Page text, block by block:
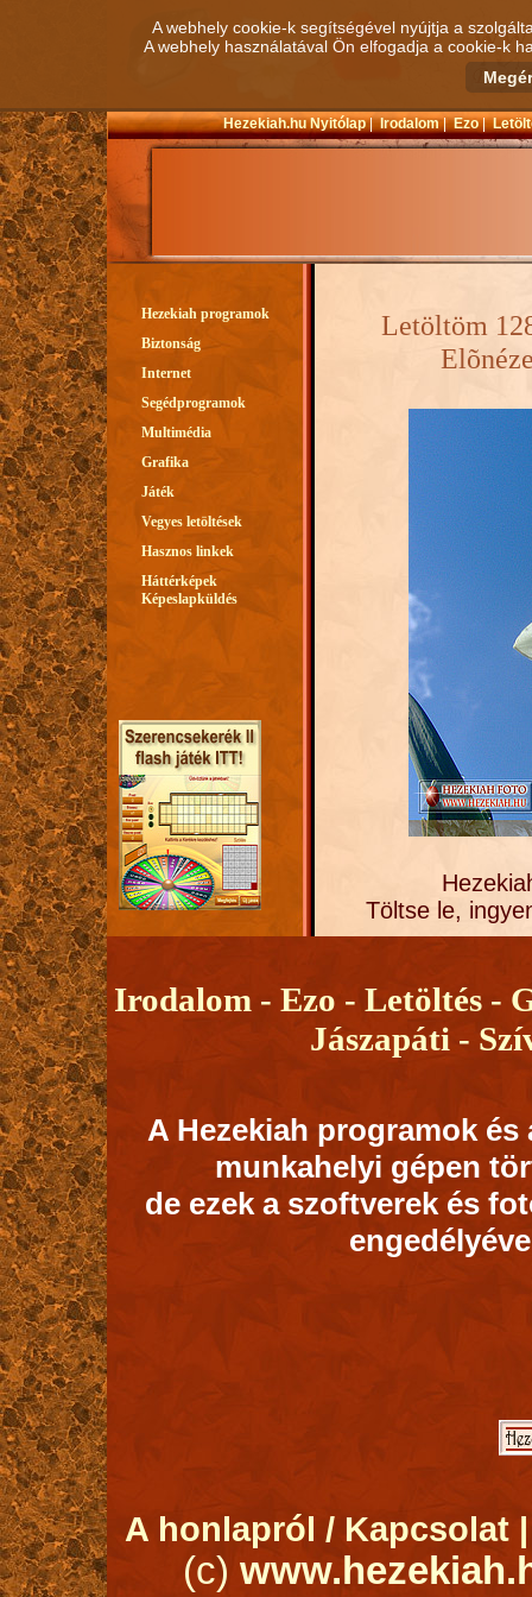
Hezekiah.hu Nyitólap|Irodalom|Ezo|
Hezekiah programok
Biztonság
Internet
Segédprogramok
Multimédia
Grafika
Játék
Vegyes letöltések
Hasznos linkek
Háttérképek
Képeslapküldés
Letöltöm
Töltse le,
Irodalom - Ezo - Letöltés -
Jászapáti -
A Hezekiah programok
munkahelyi gépen
de ezek a szoftverek és
A honlapról / Kapcsolat
(c)
A webhely cookie-k segítségével nyújtja a
A webhely használatával Ön elfogadja a cookie-k